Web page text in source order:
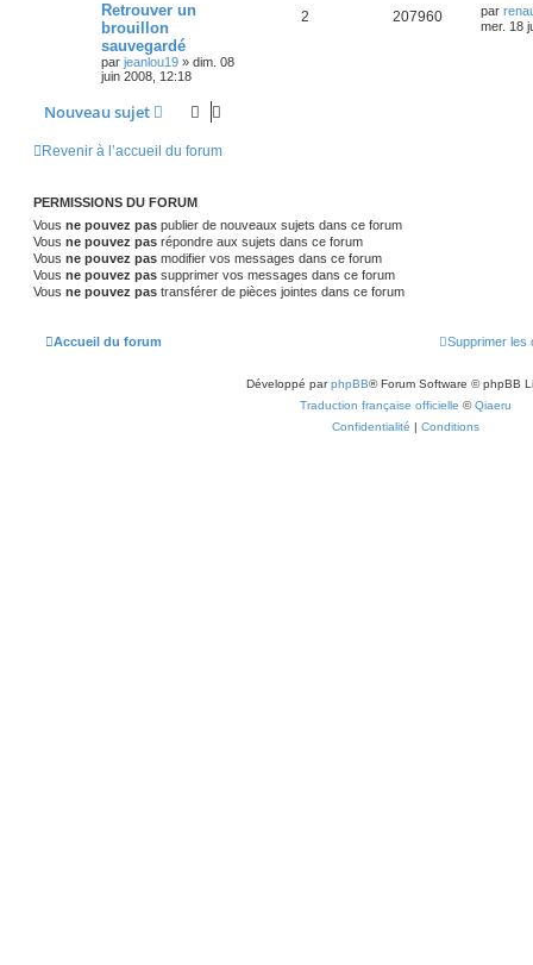
Retrouver un
brouillon
sauvegardé
par jeanlou19 » dim. 08
juin 2008, 12:18
2 207960 par
mer. 18
Nouveau sujet
Revenir à l’accueil du forum
PERMISSIONS DU FORUM
Vous ne pouvez pas publier de nouveaux sujets dans ce forum
Vous ne pouvez pas répondre aux sujets dans ce forum
Vous ne pouvez pas modifier vos messages dans ce forum
Vous ne pouvez pas supprimer vos messages dans ce forum
Vous ne pouvez pas transférer de pièces jointes dans ce forum
Accueil du forum Supprimer les
Développé parphpBB® Forum Software © phpBB
Traduction française officielle ©Qiaeru
Confidentialité | Conditions